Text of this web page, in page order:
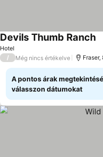
Hotel
Devils Thumb Ranch
/ Még nincs értékelve
A pontos árak
válasszon dátumokat